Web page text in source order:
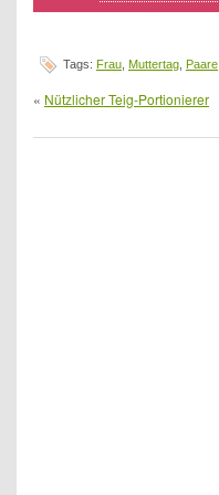
Tags: Frau Muttertag Paare
« Nützlicher Teig-Portionierer